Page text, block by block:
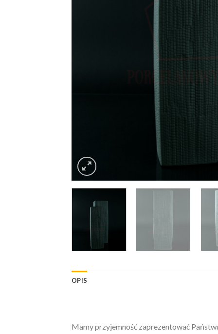
OPIS
Mamy przyjemność zaprezentować